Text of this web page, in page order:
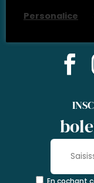
En cochant
Personalice